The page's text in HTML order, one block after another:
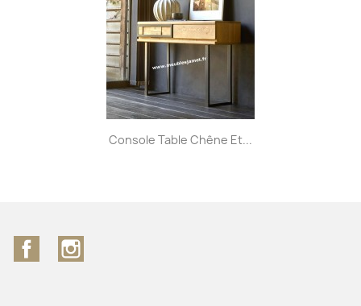
Console Table Chêne Et...
Facebook